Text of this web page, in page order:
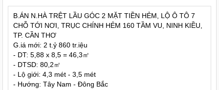
B.ÁN N.HÀ TRỆT LẦU GÓC 2 MẶT TIỀN HẺM, LỘ Ô TÔ 7
CHỖ TỚI NƠI, TRỤC CHÍNH HẺM 160 TẦM VU, NINH KIỀU,
TP. CẦN THƠ
G.iá mới: 2 t.ỷ 860 tr.iệu
- DT: 5,88 x 8,5 = 46,3㎡
- DTSD: 80,2㎡
- Lộ giới: 4,3 mét - 3,5 mét
- Hướng: Tây Nam - Đông Bắc